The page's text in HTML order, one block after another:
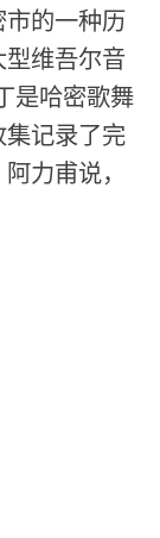
的一种历
维吾尔音
是哈密歌舞
记录了完
力甫说，